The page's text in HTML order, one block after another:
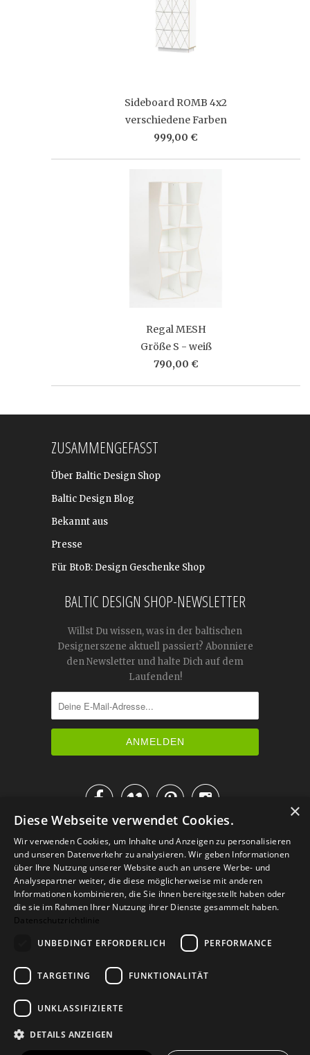
Sideboard ROMB 4x2
verschiedene Farben
999,00 €
Regal MESH
Größe S - weiß
790,00 €
ZUSAMMENGEFASST
Über Baltic Design Shop
Baltic Design Blog
Bekannt aus
Presse
Für BtoB: Design Geschenke Shop
BALTIC DESIGN SHOP-NEWSLETTER
Willst Du wissen, was in der baltischen
Designerszene aktuell passiert? Abonniere
den Newsletter und halte Dich auf dem
Laufenden!

IM KATALOG BLÄTTERN
Versand Zahlarten
Retoure
Widerrufsformular
×
Diese Webseite verwendet Cookies.
Wir verwenden Cookies, um Inhalte und Anzeigen zu personalisieren
und unseren Datenverkehr zu analysieren. Wir geben Informationen
über Ihre Nutzung unserer Website auch an unsere Werbe- und
Analysepartner weiter, die diese möglicherweise mit anderen
Informationen kombinieren, die Sie ihnen bereitgestellt haben oder
die sie im Rahmen Ihrer Nutzung ihrer Dienste gesammelt haben.
Datenschutzrichtlinie
UNBEDINGT ERFORDERLICH
PERFORMANCE
TARGETING FUNKTIONALITÄT
UNKLASSIFIZIERTE
DETAILS ANZEIGEN